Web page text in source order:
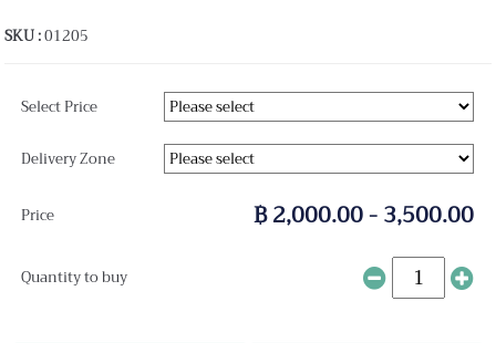
SKU :01205
Select Price
Delivery Zone
Price ฿ 2,000.00 - 3,500.00
Quantity to buy